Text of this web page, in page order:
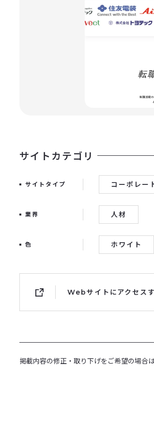
サイトカテゴリ
サイトタイプ コーポレー
業界 人材
色 ホワイト
Webサイトにアクセス
掲載内容の修正・取り下げをご希望の場合は